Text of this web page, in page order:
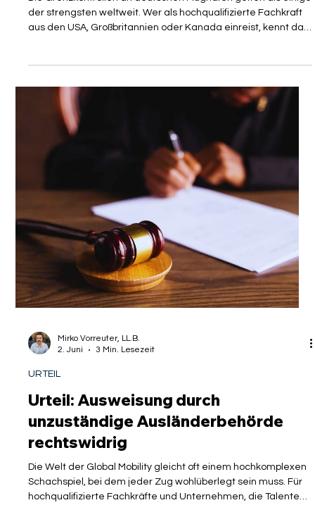
Polizei warnt vor unerlaubter
Die Grenzkontrollen an deutschen Flughäfen gelten als einige
aus den USA, Großbritannien oder Kanada einreist, kennt das
Prozedere: Pass vorlegen, Visum oder Aufenthaltserlaubnis
prüfen lassen, ein freundliches Nicken und der Weg in die
neue berufliche Heimat ist frei. Doch hinter den Kulissen der
Bundespolizei wächst derzeit die Wachsamkeit für ein
Phänomen, das die Sicherheitsbehörden zunehmend
Mirko Vorreuter, LL.B.
3 Min. Lesezeit
Urteil: Ausweisung durch
unzuständige Ausländerbehörde